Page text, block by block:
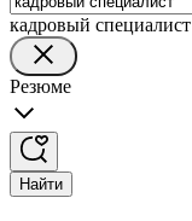
кадровый специалист
Резюме
Найти